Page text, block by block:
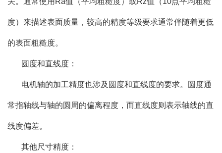
度）来描述表面质量，较高的精度等级要求通常伴随着更低
的表面粗糙度。
圆度和直线度：
电机轴的加工精度也涉及圆度和直线度的要求。圆度通
常指轴线与轴的圆周的偏离程度，而直线度则表示轴线的直
线度偏差。
其他尺寸精度：